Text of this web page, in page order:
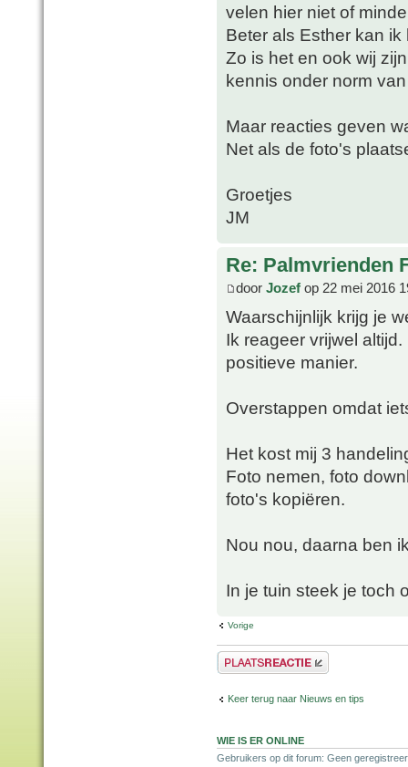
velen hier niet of
Beter als Esther kan
Zo is het en ook wij
kennis onder norm
Maar reacties geven
Net als de foto's
Groetjes
JM
Re: Palmvrienden
door Jozef op 22 mei 2016
Waarschijnlijk krijg je
Ik reageer vrijwel
positieve manier.
Overstappen omdat
Het kost mij 3
Foto nemen, foto
foto's kopiëren.
Nou nou, daarna ben
In je tuin steek je toch
Vorige
Plaats een reactie
Keer terug naar Nieuws en tips
WIE IS ER ONLINE
Gebruikers op dit forum: Geen